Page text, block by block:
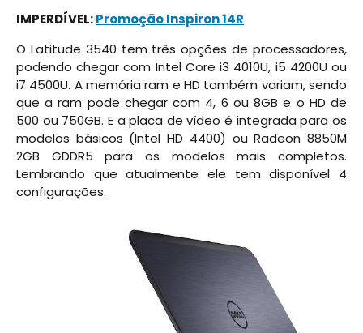
IMPERDÍVEL:Promoção Inspiron 14R
O Latitude 3540 tem três opções de processadores,
podendo chegar com Intel Core i3 4010U, i5 4200U ou
i7 4500U. A memória ram e HD também variam, sendo
que a ram pode chegar com 4, 6 ou 8GB e o HD de
500 ou 750GB. E a placa de vídeo é integrada para os
modelos básicos (Intel HD 4400) ou Radeon 8850M
2GB GDDR5 para os modelos mais completos.
Lembrando que atualmente ele tem disponível 4
configurações.